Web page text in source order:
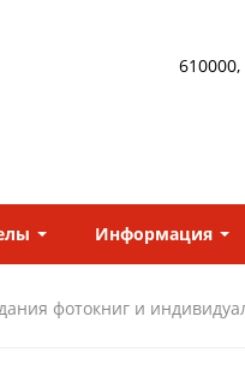
Информация
фотокниг и